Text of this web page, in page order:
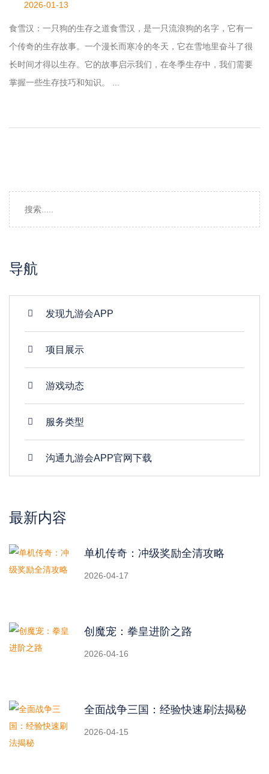
2026-01-13
食雪汉：一只狗的生存之道食雪汉，是一只流浪狗的名字，它有一
个传奇的生存故事。一个漫长而寒冷的冬天，它在雪地里奋斗了很
长时间才得以生存。它的故事启示我们，在冬季生存中，我们需要
掌握一些生存技巧和知识。 ...
导航
发现九游会APP
项目展示
游戏动态
服务类型
沟通九游会APP官网下载
最新内容
单机传奇：冲级奖励全清攻略
2026-04-17
创魔宠：拳皇进阶之路
2026-04-16
全面战争三国：经验快速刷法揭秘
2026-04-15